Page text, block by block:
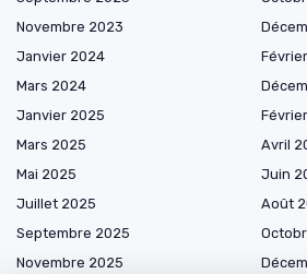
Novembre 2023
Janvier 2024
Mars 2024
Janvier 2025
Mars 2025
Avril
Mai 2025
Juin
Juillet 2025
Août
Septembre 2025
Novembre 2025